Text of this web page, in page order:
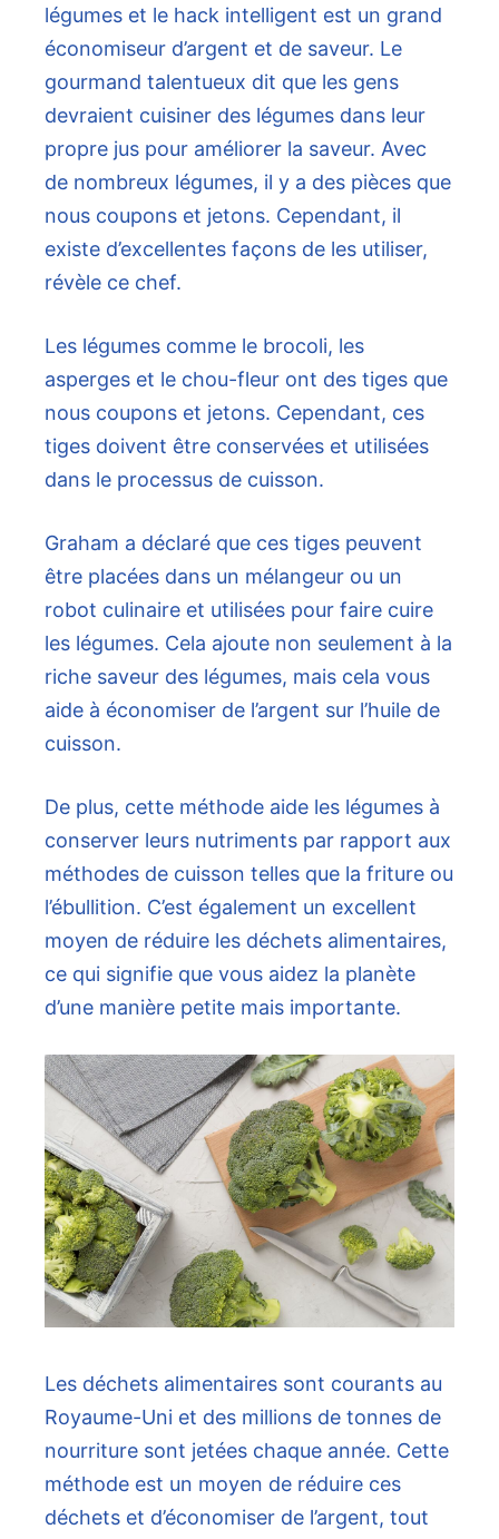
légumes et le hack intelligent est un grand
économiseur d’argent et de saveur. Le
gourmand talentueux dit que les gens
devraient cuisiner des légumes dans leur
propre jus pour améliorer la saveur. Avec
de nombreux légumes, il y a des pièces que
nous coupons et jetons. Cependant, il
existe d’excellentes façons de les utiliser,
révèle ce chef.
Les légumes comme le brocoli, les
asperges et le chou-fleur ont des tiges que
nous coupons et jetons. Cependant, ces
tiges doivent être conservées et utilisées
dans le processus de cuisson.
Graham a déclaré que ces tiges peuvent
être placées dans un mélangeur ou un
robot culinaire et utilisées pour faire cuire
les légumes. Cela ajoute non seulement à la
riche saveur des légumes, mais cela vous
aide à économiser de l’argent sur l’huile de
cuisson.
De plus, cette méthode aide les légumes à
conserver leurs nutriments par rapport aux
méthodes de cuisson telles que la friture ou
l’ébullition. C’est également un excellent
moyen de réduire les déchets alimentaires,
ce qui signifie que vous aidez la planète
d’une manière petite mais importante.
Les déchets alimentaires sont courants au
Royaume-Uni et des millions de tonnes de
nourriture sont jetées chaque année. Cette
méthode est un moyen de réduire ces
déchets et d’économiser de l’argent, tout